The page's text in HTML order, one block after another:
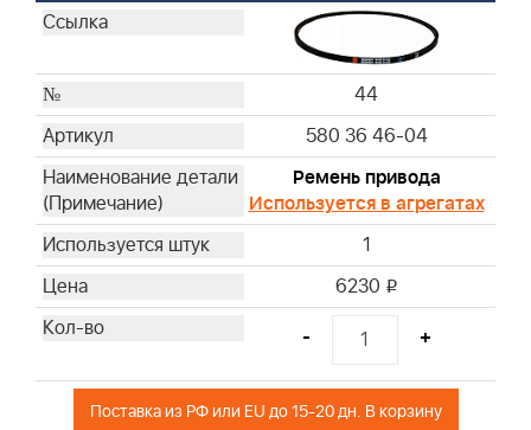
44
580 36 46-04
Ремень привода
Используется в агрегатах
1
6230 i
- +
Поставка из РФ или EU до 15-20 дн. В корзину